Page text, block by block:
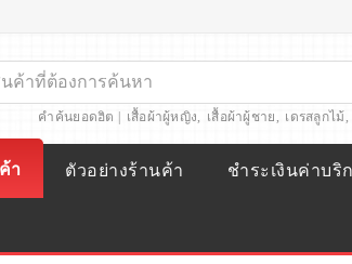
คำค้นยอดฮิต | เสื้อผ้าผู้หญิง, เสื้อผ้าผู้ชาย, เดรสลูกไม้,
า ตัวอย่างร้านค้า ชำระเงินค่าบริ